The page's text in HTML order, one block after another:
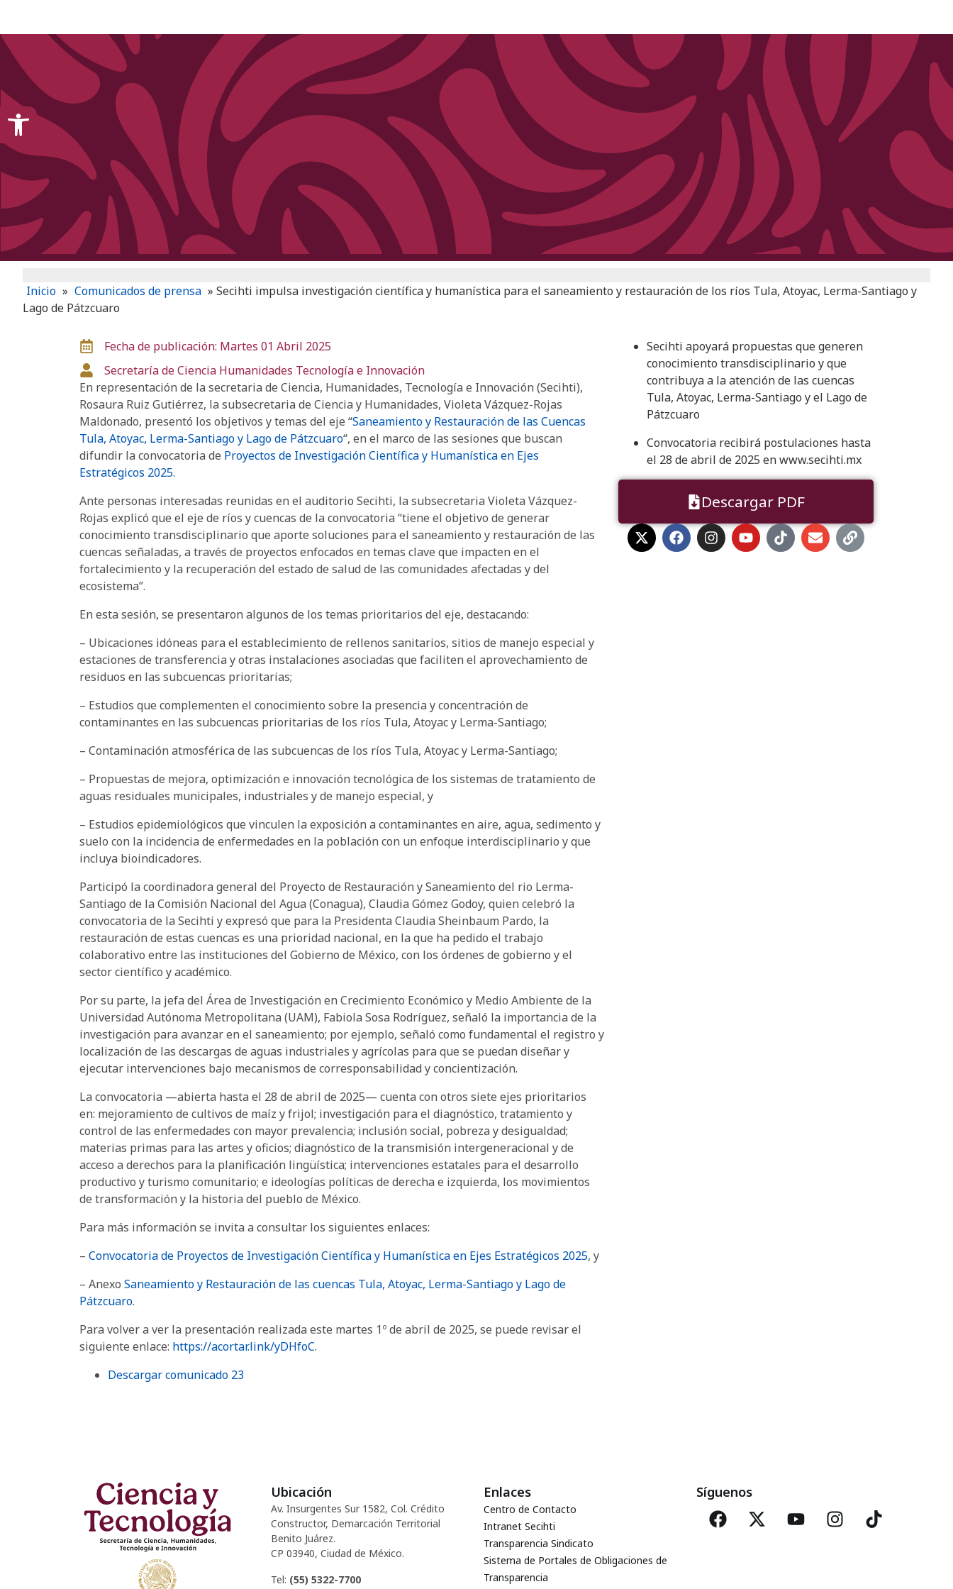
Inicio » Comunicados de prensa » Secihti impulsa investigación científica y humanística para el saneamiento y restauración de los ríos Tula, Atoyac, Lerma-Santiago y
Lago de Pátzcuaro
Fecha de publicación: Martes 01 Abril 2025
Secretaría de Ciencia Humanidades Tecnología e Innovación
En representación de la secretaria de Ciencia, Humanidades, Tecnología e Innovación (Secihti),
Rosaura Ruiz Gutiérrez, la subsecretaria de Ciencia y Humanidades, Violeta Vázquez-Rojas
Maldonado, presentó los objetivos y temas del eje “Saneamiento y Restauración de las Cuencas
Tula, Atoyac, Lerma-Santiago y Lago de Pátzcuaro“, en el marco de las sesiones que buscan
difundir la convocatoria de Proyectos de Investigación Científica y Humanística en Ejes
Estratégicos 2025.
Ante personas interesadas reunidas en el auditorio Secihti, la subsecretaria Violeta Vázquez-
Rojas explicó que el eje de ríos y cuencas de la convocatoria “tiene el objetivo de generar
conocimiento transdisciplinario que aporte soluciones para el saneamiento y restauración de las
cuencas señaladas, a través de proyectos enfocados en temas clave que impacten en el
fortalecimiento y la recuperación del estado de salud de las comunidades afectadas y del
ecosistema”.
En esta sesión, se presentaron algunos de los temas prioritarios del eje, destacando:
– Ubicaciones idóneas para el establecimiento de rellenos sanitarios, sitios de manejo especial y
estaciones de transferencia y otras instalaciones asociadas que faciliten el aprovechamiento de
residuos en las subcuencas prioritarias;
– Estudios que complementen el conocimiento sobre la presencia y concentración de
contaminantes en las subcuencas prioritarias de los ríos Tula, Atoyac y Lerma-Santiago;
– Contaminación atmosférica de las subcuencas de los ríos Tula, Atoyac y Lerma-Santiago;
– Propuestas de mejora, optimización e innovación tecnológica de los sistemas de tratamiento de
aguas residuales municipales, industriales y de manejo especial, y
– Estudios epidemiológicos que vinculen la exposición a contaminantes en aire, agua, sedimento y
suelo con la incidencia de enfermedades en la población con un enfoque interdisciplinario y que
incluya bioindicadores.
Participó la coordinadora general del Proyecto de Restauración y Saneamiento del rio Lerma-
Santiago de la Comisión Nacional del Agua (Conagua), Claudia Gómez Godoy, quien celebró la
convocatoria de la Secihti y expresó que para la Presidenta Claudia Sheinbaum Pardo, la
restauración de estas cuencas es una prioridad nacional, en la que ha pedido el trabajo
colaborativo entre las instituciones del Gobierno de México, con los órdenes de gobierno y el
sector científico y académico.
Por su parte, la jefa del Área de Investigación en Crecimiento Económico y Medio Ambiente de la
Universidad Autónoma Metropolitana (UAM), Fabiola Sosa Rodríguez, señaló la importancia de la
investigación para avanzar en el saneamiento; por ejemplo, señaló como fundamental el registro y
localización de las descargas de aguas industriales y agrícolas para que se puedan diseñar y
ejecutar intervenciones bajo mecanismos de corresponsabilidad y concientización.
La convocatoria —abierta hasta el 28 de abril de 2025— cuenta con otros siete ejes prioritarios
en: mejoramiento de cultivos de maíz y frijol; investigación para el diagnóstico, tratamiento y
control de las enfermedades con mayor prevalencia; inclusión social, pobreza y desigualdad;
materias primas para las artes y oficios; diagnóstico de la transmisión intergeneracional y de
acceso a derechos para la planificación lingüística; intervenciones estatales para el desarrollo
productivo y turismo comunitario; e ideologías políticas de derecha e izquierda, los movimientos
de transformación y la historia del pueblo de México.
Para más información se invita a consultar los siguientes enlaces:
– Convocatoria de Proyectos de Investigación Científica y Humanística en Ejes Estratégicos 2025, y
– Anexo Saneamiento y Restauración de las cuencas Tula, Atoyac, Lerma-Santiago y Lago de
Pátzcuaro.
Para volver a ver la presentación realizada este martes 1º de abril de 2025, se puede revisar el
siguiente enlace: https://acortar.link/yDHfoC.
Descargar comunicado 23
Secihti apoyará propuestas que generen
conocimiento transdisciplinario y que
contribuya a la atención de las cuencas
Tula, Atoyac, Lerma-Santiago y el Lago de
Pátzcuaro
Convocatoria recibirá postulaciones hasta
el 28 de abril de 2025 en www.secihti.mx
Descargar PDF
Ubicación
Av. Insurgentes Sur 1582, Col. Crédito
Constructor, Demarcación Territorial
Benito Juárez.
CP 03940, Ciudad de México.
Tel: (55) 5322-7700
Enlaces
Centro de Contacto
Intranet Secihti
Transparencia Sindicato
Sistema de Portales de Obligaciones de
Transparencia
Síguenos
Open toolbar